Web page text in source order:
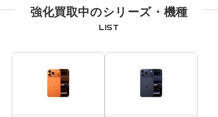
強化買取中のシリーズ・機種
LIST